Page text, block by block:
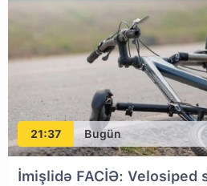
21:37 Bugün
İmişlidə FACİƏ: Velosiped